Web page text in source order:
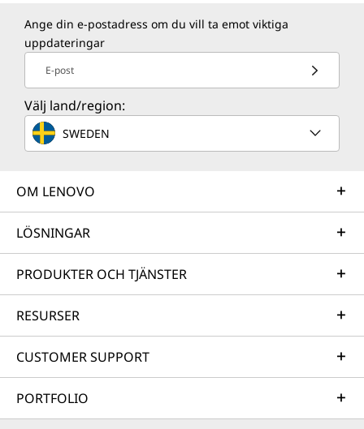
Ange din e-postadress om du vill ta emot viktiga
uppdateringar
E-post
Välj land/region:
SWEDEN
OM LENOVO
LÖSNINGAR
PRODUKTER OCH TJÄNSTER
RESURSER
CUSTOMER SUPPORT
PORTFOLIO